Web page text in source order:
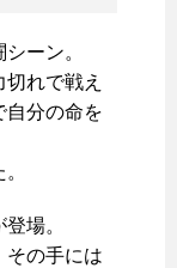
ーン。
れで戦え
自分の命を
場。
その手には